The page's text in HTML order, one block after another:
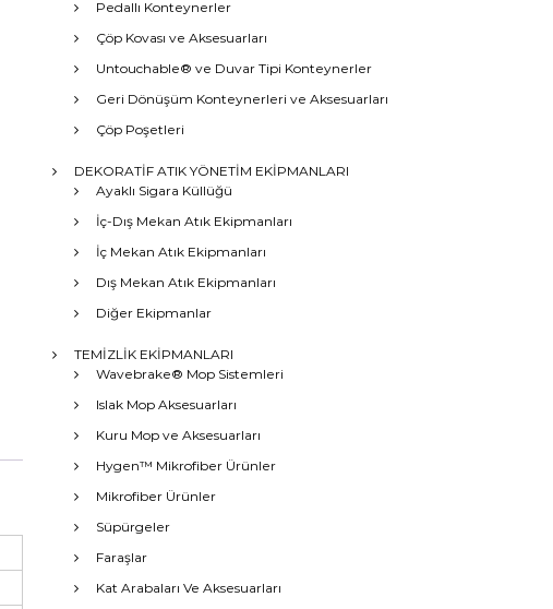
Pedallı Konteynerler
Çöp Kovası ve Aksesuarları
Untouchable® ve Duvar Tipi Konteynerler
Geri Dönüşüm Konteynerleri ve Aksesuarları
Çöp Poşetleri
DEKORATİF ATIK YÖNETİM EKİPMANLARI
Ayaklı Sigara Küllüğü
İç-Dış Mekan Atık Ekipmanları
İç Mekan Atık Ekipmanları
Dış Mekan Atık Ekipmanları
Diğer Ekipmanlar
TEMİZLİK EKİPMANLARI
Wavebrake® Mop Sistemleri
Islak Mop Aksesuarları
Kuru Mop ve Aksesuarları
Hygen™ Mikrofiber Ürünler
Mikrofiber Ürünler
Süpürgeler
Faraşlar
Kat Arabaları Ve Aksesuarları